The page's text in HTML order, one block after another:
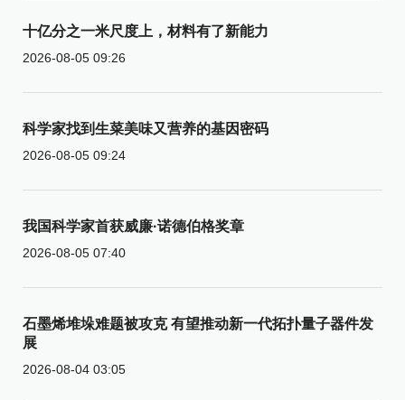
十亿分之一米尺度上，材料有了新能力
2026-08-05 09:26
科学家找到生菜美味又营养的基因密码
2026-08-05 09:24
我国科学家首获威廉·诺德伯格奖章
2026-08-05 07:40
石墨烯堆垛难题被攻克 有望推动新一代拓扑量子器件发
展
2026-08-04 03:05